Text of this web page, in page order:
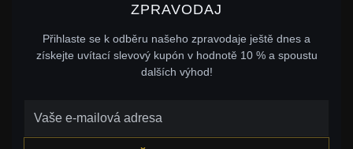
ZPRAVODAJ
Přihlaste se k odběru našeho zpravodaje ještě dnes a
získejte uvítací slevový kupón v hodnotě 10 % a spoustu
dalších výhod!